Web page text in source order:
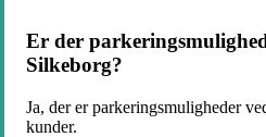
Er der
Silkeborg?
Ja, der er parkeringsmuligheder
kunder.